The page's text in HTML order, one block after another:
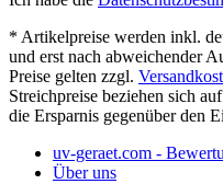
* Artikelpreise werden inkl.
und erst nach abweichender
Preise gelten zzgl.
Streichpreise beziehen sich
die Ersparnis gegenüber den
uv-geraet.com -
Über uns